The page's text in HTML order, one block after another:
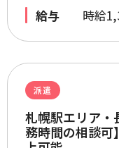
給与
時給
派遣
札幌駅エリア・
務時間の相談可